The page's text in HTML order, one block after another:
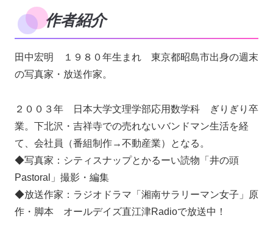
作者紹介
田中宏明 １９８０年生まれ 東京都昭島市出身の週末
の写真家・放送作家。
２００３年 日本大学文理学部応用数学科 ぎりぎり卒
業。下北沢・吉祥寺での売れないバンドマン生活を経
て、会社員（番組制作→不動産業）となる。
◆写真家：シティスナップとかるーい読物「井の頭
Pastoral」撮影・編集
◆放送作家：ラジオドラマ「湘南サラリーマン女子」原
作・脚本 オールデイズ直江津Radioで放送中！